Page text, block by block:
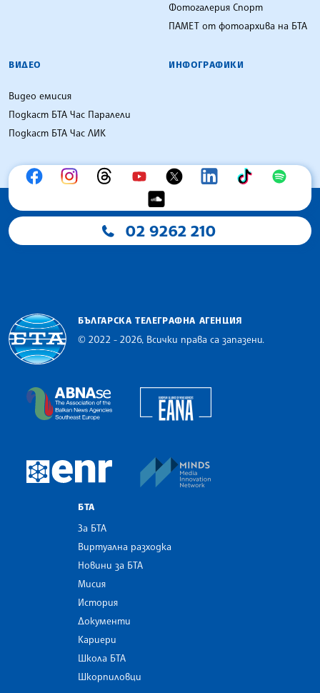
Фотогалерия Спорт
ПАМЕТ от фотоархива на БТА
ВИДЕО
Видео емисия
Подкаст БТА Час Паралели
Подкаст БТА Час ЛИК
ИНФОГРАФИКИ
02 9262 210
БЪЛГАРСКА ТЕЛЕГРАФНА АГЕНЦИЯ
© 2022 - 2026, Всички права са запазени.
The Assocoation of the Balkan News Agencies
European Newsroom
БТА
За БТА
Виртуална разходка
Новини за БТА
Мисия
История
Документи
Кариери
Школа БТА
Шкорпиловци